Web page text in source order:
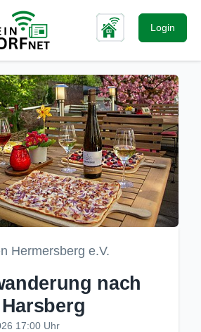
Login
Hermersberg e.V.
nach
Harsberg
17:00 Uhr